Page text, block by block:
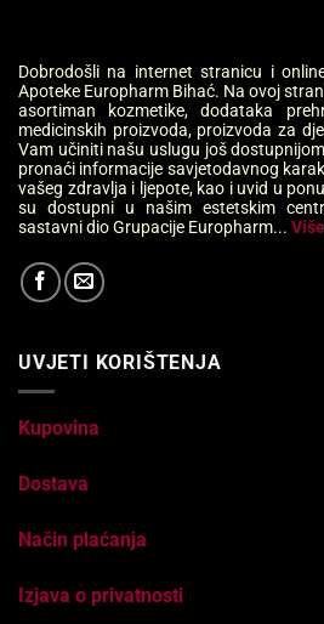
Dobrodošli na internet stranicu i
Apoteke Europharm Bihać. Na ovoj
asortiman kozmetike, dodataka
medicinskih proizvoda, proizvoda za
Vam učiniti našu uslugu još
pronaći informacije savjetodavnog
vašeg zdravlja i ljepote, kao i uvid u
su dostupni u našim estetskim
sastavni dio Grupacije Europharm... Više
UVJETI KORIŠTENJA
Kupovina
Dostava
Način plaćanja
Izjava o privatnosti